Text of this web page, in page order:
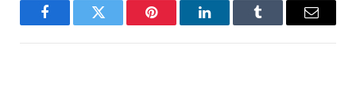
FacebookTwitter Pinterest LinkedInTumblr Email